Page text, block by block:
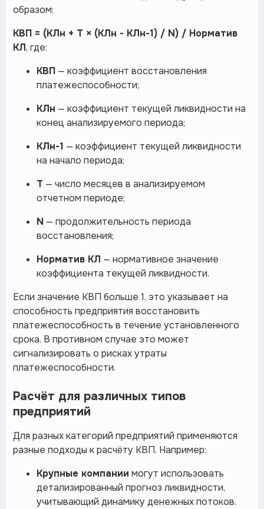
образом:
КВП = (КЛн + Т × (КЛн - КЛн-1) / N) / Норматив
КЛ, где:
КВП — коэффициент восстановления
платежеспособности;
КЛн — коэффициент текущей ликвидности на
конец анализируемого периода;
КЛн-1 — коэффициент текущей ликвидности
на начало периода;
Т — число месяцев в анализируемом
отчетном периоде;
N — продолжительность периода
восстановления;
Норматив КЛ — нормативное значение
коэффициента текущей ликвидности.
Если значение КВП больше 1, это указывает на
способность предприятия восстановить
платежеспособность в течение установленного
срока. В противном случае это может
сигнализировать о рисках утраты
платежеспособности.
Расчёт для различных типов
предприятий
Для разных категорий предприятий применяются
разные подходы к расчёту КВП. Например:
Крупные компании могут использовать
детализированный прогноз ликвидности,
учитывающий динамику денежных потоков.